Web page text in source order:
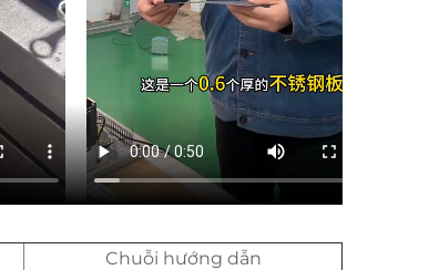
Chuỗi hướng dẫn